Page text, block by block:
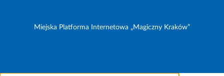
Miejska Platforma Internetowa „Magiczny Kraków”